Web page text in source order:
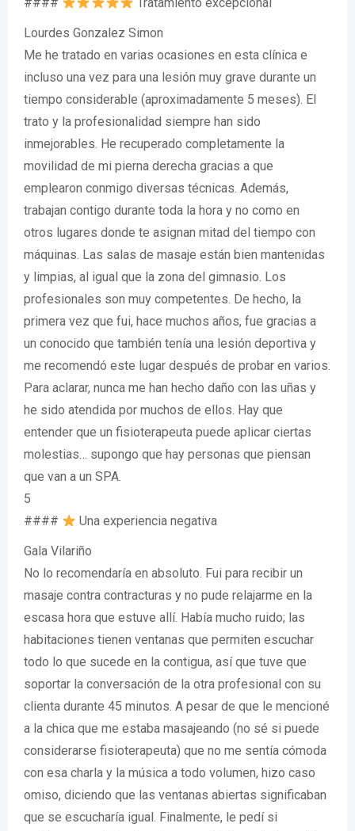
Lourdes Gonzalez Simon
Me he tratado en varias ocasiones en esta clínica e
incluso una vez para una lesión muy grave durante un
tiempo considerable (aproximadamente 5 meses). El
trato y la profesionalidad siempre han sido
inmejorables. He recuperado completamente la
movilidad de mi pierna derecha gracias a que
emplearon conmigo diversas técnicas. Además,
trabajan contigo durante toda la hora y no como en
otros lugares donde te asignan mitad del tiempo con
máquinas. Las salas de masaje están bien mantenidas
y limpias, al igual que la zona del gimnasio. Los
profesionales son muy competentes. De hecho, la
primera vez que fui, hace muchos años, fue gracias a
un conocido que también tenía una lesión deportiva y
me recomendó este lugar después de probar en varios.
Para aclarar, nunca me han hecho daño con las uñas y
he sido atendida por muchos de ellos. Hay que
entender que un fisioterapeuta puede aplicar ciertas
molestias… supongo que hay personas que piensan
que van a un SPA.
5
####
Una experiencia negativa
Gala Vilariño
No lo recomendaría en absoluto. Fui para recibir un
masaje contra contracturas y no pude relajarme en la
escasa hora que estuve allí. Había mucho ruido; las
habitaciones tienen ventanas que permiten escuchar
todo lo que sucede en la contigua, así que tuve que
soportar la conversación de la otra profesional con su
clienta durante 45 minutos. A pesar de que le mencioné
a la chica que me estaba masajeando (no sé si puede
considerarse fisioterapeuta) que no me sentía cómoda
con esa charla y la música a todo volumen, hizo caso
omiso, diciendo que las ventanas abiertas significaban
que se escucharía igual. Finalmente, le pedí si